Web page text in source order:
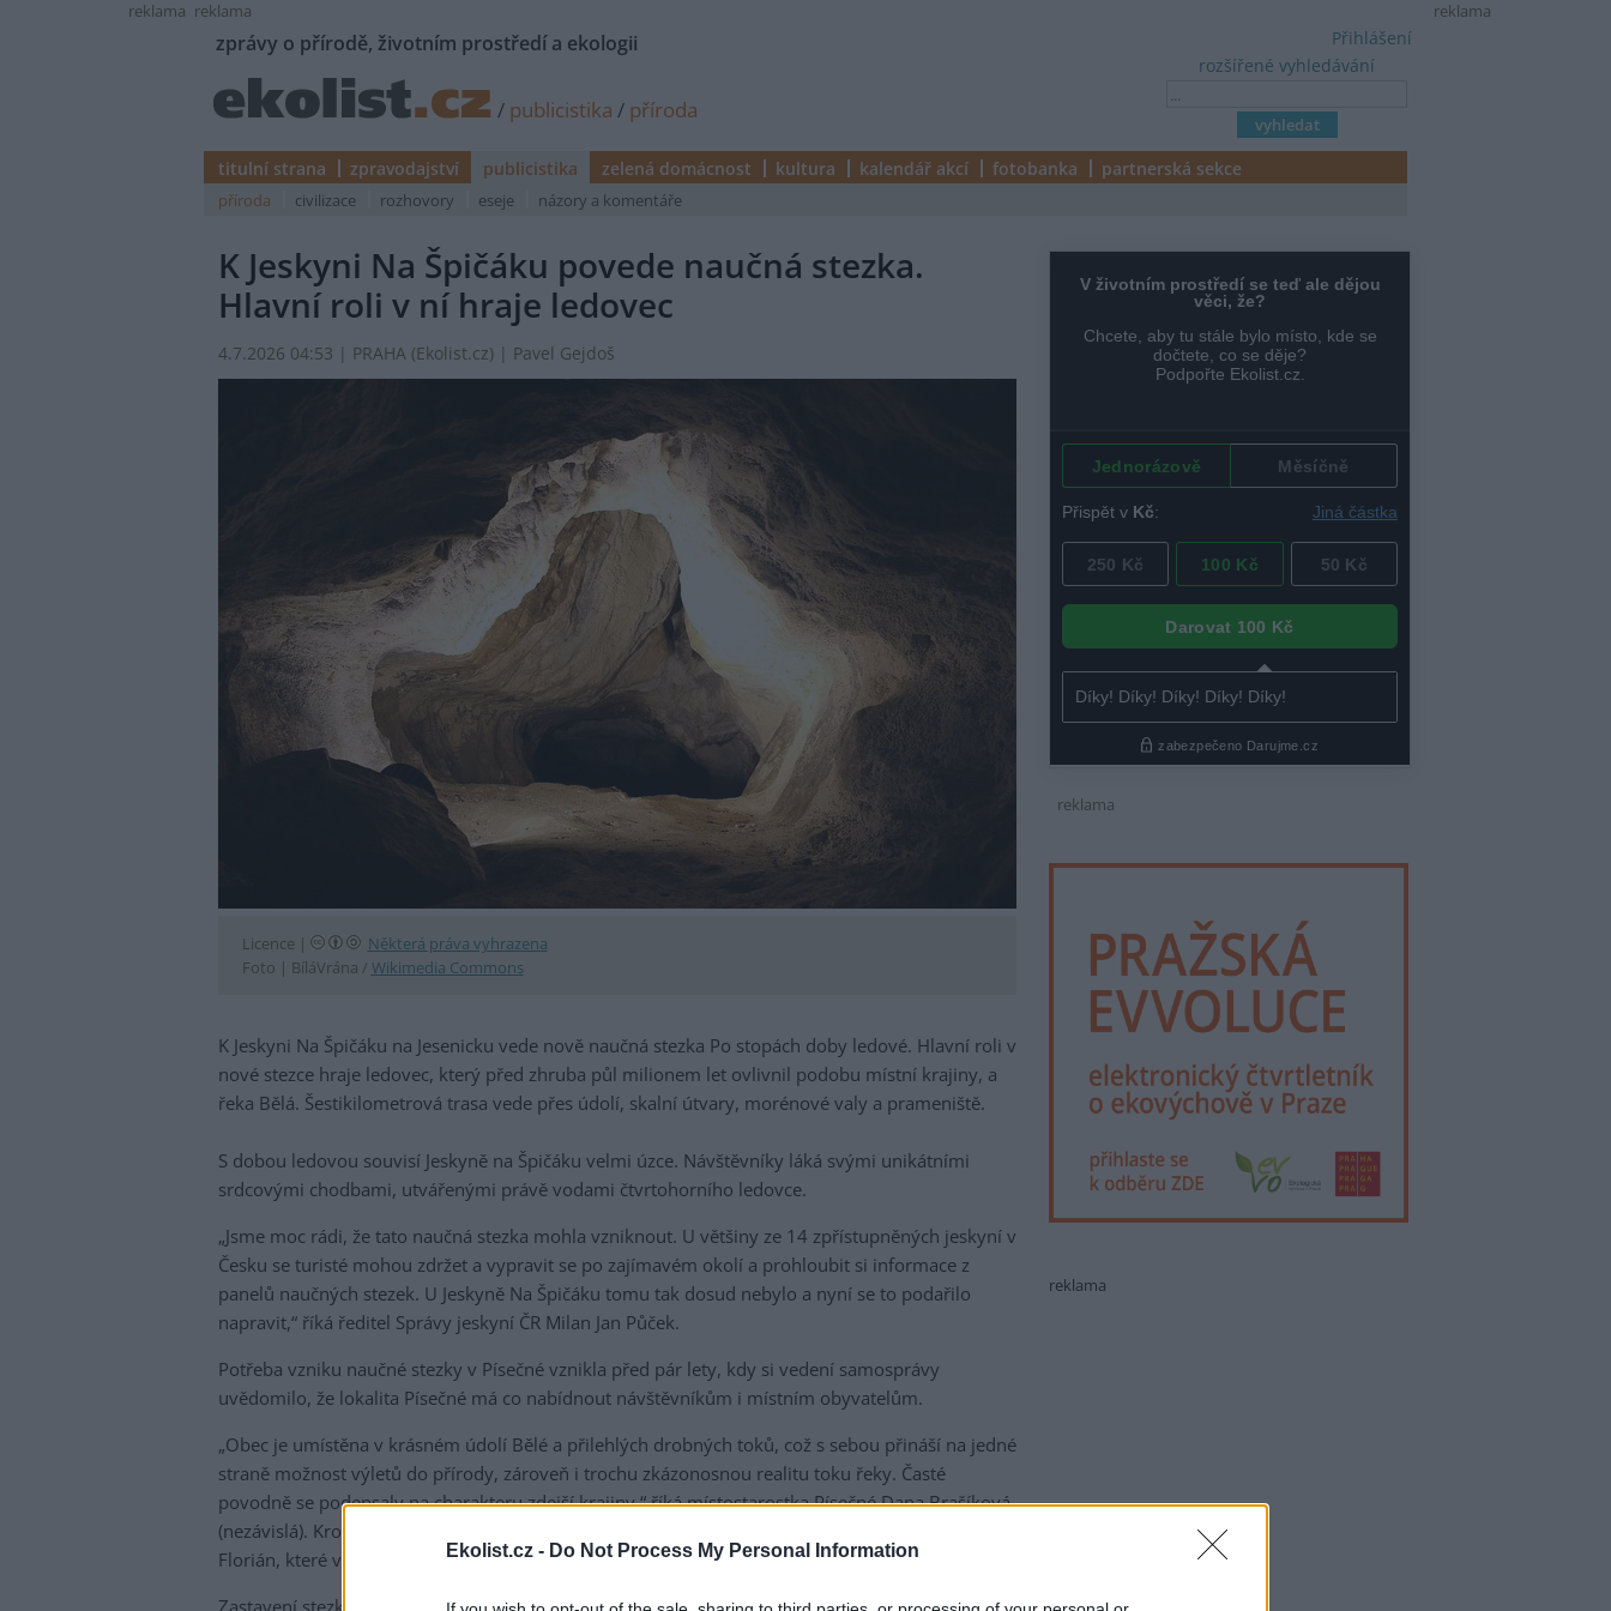
Ekolist.cz - Do Not Process My Personal Information
reklama
reklama reklama
zprávy o přírodě, životním prostředí a ekologii
/ publicistika / příroda
rozšířené vyhledávání
Přihlášení
titulní strana zpravodajství publicistika zelená domácnost kultura kalendář akcí fotobanka partnerská sekce
příroda civilizace rozhovory eseje názory a komentáře
K Jeskyni Na Špičáku povede naučná stezka.
Hlavní roli v ní hraje ledovec
4.7.2026 04:53 | PRAHA (Ekolist.cz) | Pavel Gejdoš
Licence |
Některá práva vyhrazena
Foto | BíláVrána / Wikimedia Commons
K Jeskyni Na Špičáku na Jesenicku vede nově naučná stezka Po stopách doby ledové. Hlavní roli v
nové stezce hraje ledovec, který před zhruba půl milionem let ovlivnil podobu místní krajiny, a
řeka Bělá. Šestikilometrová trasa vede přes údolí, skalní útvary, morénové valy a prameniště.
S dobou ledovou souvisí Jeskyně na Špičáku velmi úzce. Návštěvníky láká svými unikátními
srdcovými chodbami, utvářenými právě vodami čtvrtohorního ledovce.
„Jsme moc rádi, že tato naučná stezka mohla vzniknout. U většiny ze 14 zpřístupněných jeskyní v
Česku se turisté mohou zdržet a vypravit se po zajímavém okolí a prohloubit si informace z
panelů naučných stezek. U Jeskyně Na Špičáku tomu tak dosud nebylo a nyní se to podařilo
napravit,“ říká ředitel Správy jeskyní ČR Milan Jan Půček.
Potřeba vzniku naučné stezky v Písečné vznikla před pár lety, kdy si vedení samosprávy
uvědomilo, že lokalita Písečné má co nabídnout návštěvníkům i místním obyvatelům.
„Obec je umístěna v krásném údolí Bělé a přilehlých drobných toků, což s sebou přináší na jedné
straně možnost výletů do přírody, zároveň i trochu zkázonosnou realitu toku řeky. Časté
povodně se podepsaly na charakteru zdejší krajiny,“ říká místostarostka Písečné Dana Brašíková
(nezávislá). Kromě pohledů na tok řeky Bělé se lidem naskytne i jedinečný výhled na jezero
Florián, které vzniklo vytěžením pískovce v horní části vesnice.
reklama
reklama